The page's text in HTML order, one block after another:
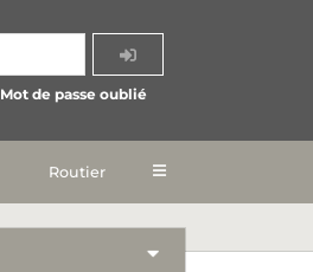
Mot de passe oublié
Routier